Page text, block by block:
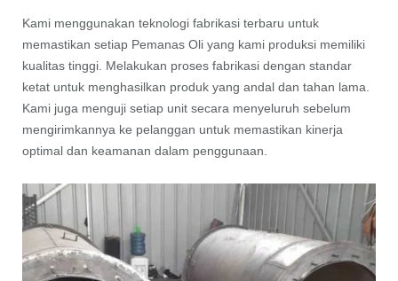
Kami menggunakan teknologi fabrikasi terbaru untuk
memastikan setiap Pemanas Oli yang kami produksi memiliki
kualitas tinggi. Melakukan proses fabrikasi dengan standar
ketat untuk menghasilkan produk yang andal dan tahan lama.
Kami juga menguji setiap unit secara menyeluruh sebelum
mengirimkannya ke pelanggan untuk memastikan kinerja
optimal dan keamanan dalam penggunaan.